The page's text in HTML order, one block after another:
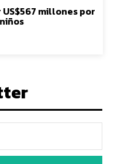
millones por